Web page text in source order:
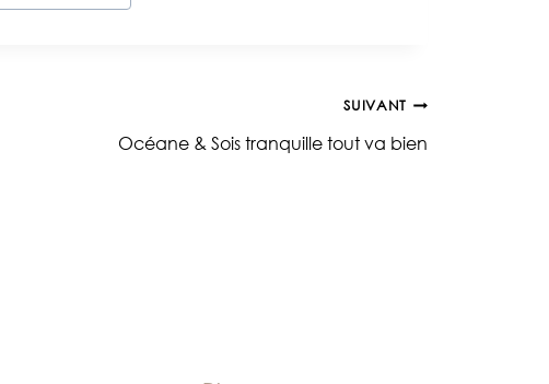
SUIVANT
Océane & Sois tranquille tout va bien